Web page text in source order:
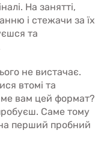
На занятті,
і стежачи за їх
та
не вистачає.
втомі та
вам цей формат?
Саме тому
перший пробний